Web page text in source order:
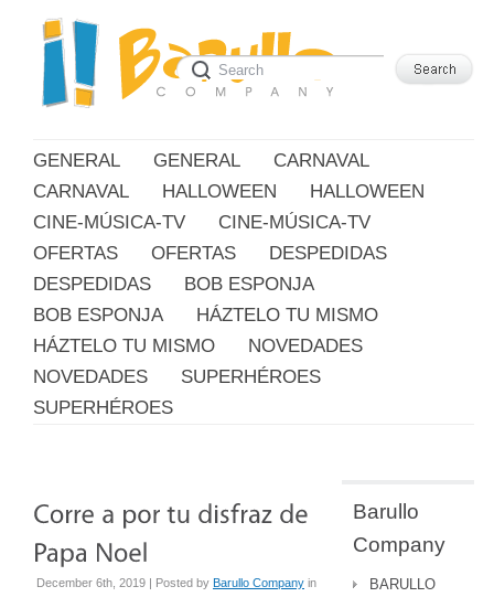
GENERAL GENERAL
CARNAVAL
CARNAVAL
HALLOWEEN
HALLOWEEN
CINE-MÚSICA-TV
CINE-MÚSICA-TV
OFERTAS
OFERTAS
DESPEDIDAS
DESPEDIDAS
BOB ESPONJA
BOB ESPONJA
HÁZTELO TU MISMO
HÁZTELO TU MISMO
NOVEDADES
NOVEDADES
SUPERHÉROES
SUPERHÉROES
December 6th, 2019 | Posted by Barullo Company in
Barullo
Company
BARULLO